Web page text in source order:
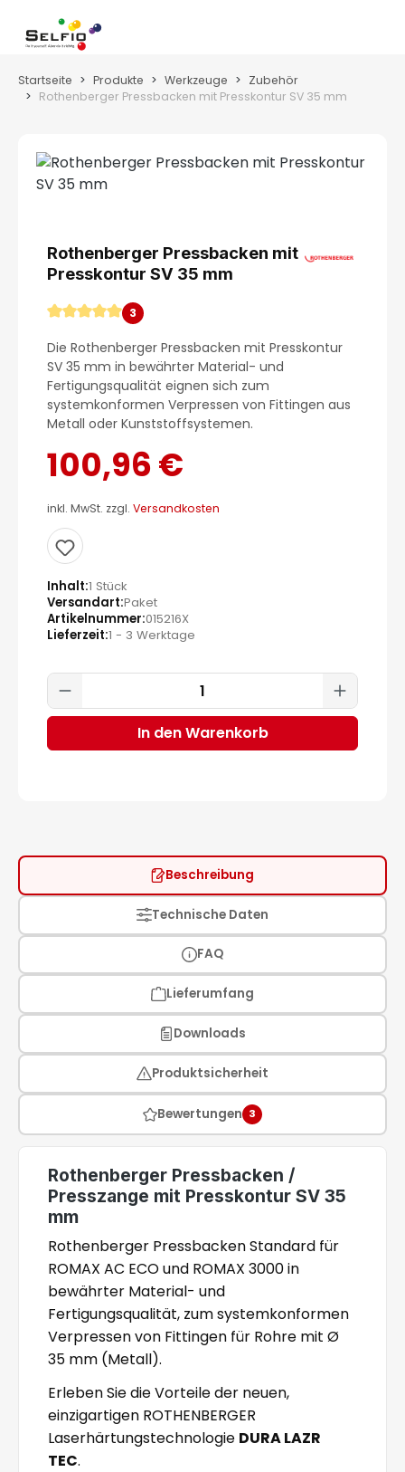
Zum Hauptinhalt springen
Startseite Produkte Werkzeuge
Zubehör
Rothenberger Pressbacken mit Presskontur SV 35 mm
Rothenberger Pressbacken mit
Presskontur SV 35 mm
Durchschnittliche Bewertung von 5 von 5 Sternen
3
Die Rothenberger Pressbacken mit Presskontur
SV 35 mm in bewährter Material- und
Fertigungsqualität eignen sich zum
systemkonformen Verpressen von Fittingen aus
Metall oder Kunststoffsystemen.
100,96 €
inkl. MwSt. zzgl. Versandkosten
Inhalt 1 Stück
Versandart Paket
Artikelnummer 015216X
Lieferzeit 1 - 3 Werktage
Produkt Anzahl: Gib den
In den Warenkorb
Beschreibung
Technische Daten
FAQ
Lieferumfang
Downloads
Produktsicherheit
Bewertungen 3
Rothenberger Pressbacken /
Presszange mit Presskontur SV 35
mm
Rothenberger Pressbacken Standard für
ROMAX AC ECO und ROMAX 3000 in
bewährter Material- und
Fertigungsqualität, zum systemkonformen
Verpressen von Fittingen für Rohre mit Ø
35 mm (Metall).
Erleben Sie die Vorteile der neuen,
einzigartigen ROTHENBERGER
Laserhärtungstechnologie DURA LAZR
TEC.